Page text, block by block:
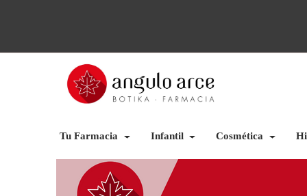
Tu Farmacia Infantil Cosmética